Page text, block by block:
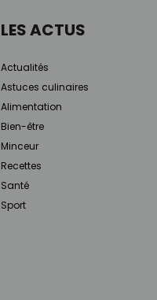
LES ACTUS
Actualités
Astuces culinaires
Alimentation
Bien-être
Minceur
Recettes
Santé
Sport